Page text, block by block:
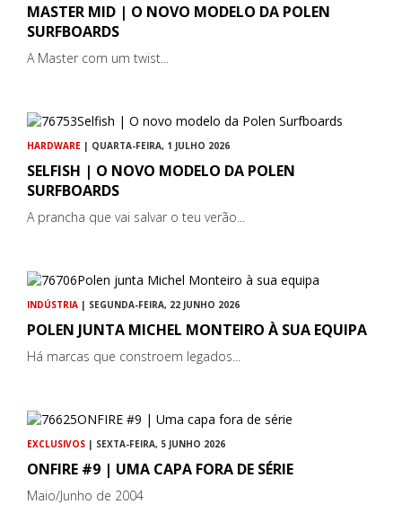
MASTER MID | O NOVO MODELO DA POLEN
SURFBOARDS
A Master com um twist...
HARDWARE | QUARTA-FEIRA, 1 JULHO 2026
SELFISH | O NOVO MODELO DA POLEN
SURFBOARDS
A prancha que vai salvar o teu verão...
INDÚSTRIA | SEGUNDA-FEIRA, 22 JUNHO 2026
POLEN JUNTA MICHEL MONTEIRO À SUA EQUIPA
Há marcas que constroem legados...
EXCLUSIVOS | SEXTA-FEIRA, 5 JUNHO 2026
ONFIRE #9 | UMA CAPA FORA DE SÉRIE
Maio/Junho de 2004